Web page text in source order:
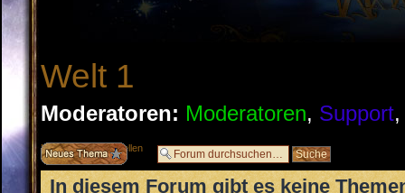
Welt 1
Moderatoren: Moderatoren, Support
Neues Thema erstellen
In diesem Forum gibt es keine